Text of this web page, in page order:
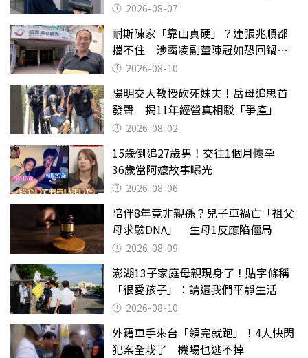
2026-08-07
耐斯陳家「靠山真硬」？連張兆順都
擋不住 涉霸凌副董陳冠如恐回鍋國
票證2026-08-10
陽明交大教授砍死妹夫！岳母追思首
發聲 揭11年經營真相駁「爭產」
2026-08-02
15歲倒追27歲男！交往1個月懷孕
36歲當阿嬤故事曝光
2026-08-06
陪伴8年竟非親孫？兒子車禍亡「祖父
母求驗DNA」 生母1反應陷僵局
2026-08-09
澎湖13子家庭母親現身了！貼字條稱
「很愛孩子」：請還我們平靜生活
2026-08-10
外籍車手來台「領完就跑」！4人快閃
犯案全栽了 機場也逃不掉